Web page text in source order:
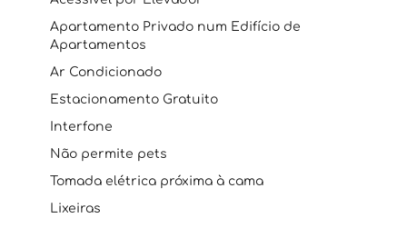
Apartamento Privado num Edifício de
Apartamentos
Ar Condicionado
Estacionamento Gratuito
Interfone
Não permite pets
Tomada elétrica próxima à cama
Lixeiras